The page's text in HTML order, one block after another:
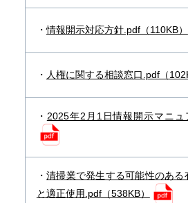
情報開示対応方針.pdf（110KB）
人権に関する相談窓口.pdf（
2025年2月1日情報開示マニュ
清掃業で発生する可能性のある
と適正使用.pdf（538KB）